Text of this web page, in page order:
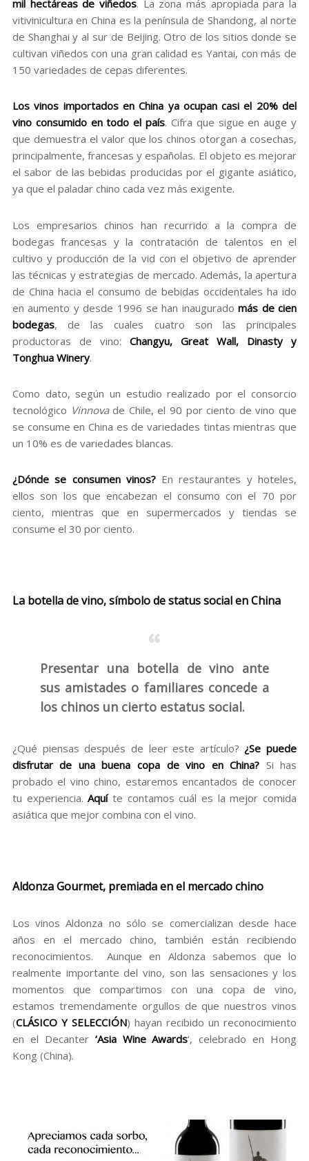
mil hectáreas de viñedos. La zona más apropiada para la
vitivinicultura en China es la península de Shandong, al norte
de Shanghai y al sur de Beijing. Otro de los sitios donde se
cultivan viñedos con una gran calidad es Yantai, con más de
150 variedades de cepas diferentes.
Los vinos importados en China ya ocupan casi el 20% del
vino consumido en todo el país. Cifra que sigue en auge y
que demuestra el valor que los chinos otorgan a cosechas,
principalmente, francesas y españolas. El objeto es mejorar
el sabor de las bebidas producidas por el gigante asiático,
ya que el paladar chino cada vez más exigente.
Los empresarios chinos han recurrido a la compra de
bodegas francesas y la contratación de talentos en el
cultivo y producción de la vid con el objetivo de aprender
las técnicas y estrategias de mercado. Además, la apertura
de China hacia el consumo de bebidas occidentales ha ido
en aumento y desde 1996 se han inauguradomás de cien
bodegas, de las cuales cuatro son las principales
productoras de vino: Changyu, Great Wall, Dinasty y
Tonghua Winery.
Como dato, según un estudio realizado por el consorcio
tecnológico Vinnovade Chile, el 90 por ciento de vino que
se consume en China es de variedades tintas mientras que
un 10% es de variedades blancas.
¿Dónde se consumen vinos?En restaurantes y hoteles,
ellos son los que encabezan el consumo con el 70 por
ciento, mientras que en supermercados y tiendas se
consume el 30 por ciento.
La botella de vino, símbolo de status social en China
Presentar una botella de vino ante
sus amistades o familiares concede a
los chinos un cierto estatus social.
¿Qué piensas después de leer este artículo? ¿Se puede
disfrutar de una buena copa de vino en China? Si has
probado el vino chino, estaremos encantados de conocer
tu experiencia.Aquíte contamos cuál es la mejor comida
asiática que mejor combina con el vino.
Aldonza Gourmet, premiada en el mercado chino
Los vinos Aldonza no sólo se comercializan desde hace
años en el mercado chino, también están recibiendo
reconocimientos. Aunque en Aldonza sabemos que lo
realmente importante del vino, son las sensaciones y los
momentos que compartimos con una copa de vino,
estamos tremendamente orgullos de que nuestros vinos
(CLÁSICO Y SELECCIÓN) hayan recibido un reconocimiento
en el Decanter ‘Asia Wine Awards‘, celebrado en Hong
Kong (China).